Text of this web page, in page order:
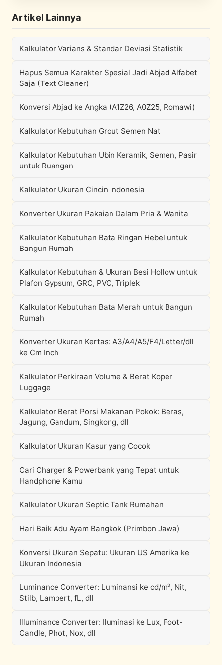
Artikel Lainnya
Kalkulator Varians & Standar Deviasi Statistik
Hapus Semua Karakter Spesial Jadi Abjad Alfabet
Saja (Text Cleaner)
Konversi Abjad ke Angka (A1Z26, A0Z25, Romawi)
Kalkulator Kebutuhan Grout Semen Nat
Kalkulator Kebutuhan Ubin Keramik, Semen, Pasir
untuk Ruangan
Kalkulator Ukuran Cincin Indonesia
Konverter Ukuran Pakaian Dalam Pria & Wanita
Kalkulator Kebutuhan Bata Ringan Hebel untuk
Bangun Rumah
Kalkulator Kebutuhan & Ukuran Besi Hollow untuk
Plafon Gypsum, GRC, PVC, Triplek
Kalkulator Kebutuhan Bata Merah untuk Bangun
Rumah
Konverter Ukuran Kertas: A3/A4/A5/F4/Letter/dll
ke Cm Inch
Kalkulator Perkiraan Volume & Berat Koper
Luggage
Kalkulator Berat Porsi Makanan Pokok: Beras,
Jagung, Gandum, Singkong, dll
Kalkulator Ukuran Kasur yang Cocok
Cari Charger & Powerbank yang Tepat untuk
Handphone Kamu
Kalkulator Ukuran Septic Tank Rumahan
Hari Baik Adu Ayam Bangkok (Primbon Jawa)
Konversi Ukuran Sepatu: Ukuran US Amerika ke
Ukuran Indonesia
Luminance Converter: Luminansi ke cd/m², Nit,
Stilb, Lambert, fL, dll
Illuminance Converter: Iluminasi ke Lux, Foot-
Candle, Phot, Nox, dll